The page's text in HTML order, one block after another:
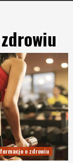
o zdrowiu